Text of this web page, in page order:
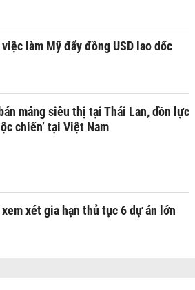
làm Mỹ đẩy đồng USD lao dốc
mảng siêu thị tại Thái Lan, dồn lực
chiến’ tại Việt Nam
xem xét gia hạn thủ tục 6 dự án lớn